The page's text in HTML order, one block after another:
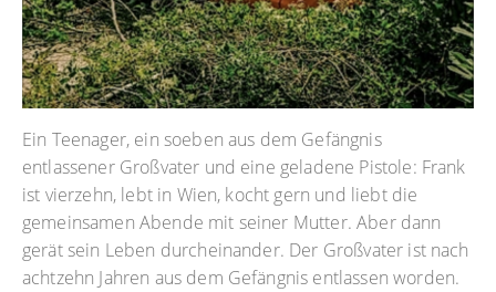
Ein Teenager, ein soeben aus dem Gefängnis
entlassener Großvater und eine geladene Pistole: Frank
ist vierzehn, lebt in Wien, kocht gern und liebt die
gemeinsamen Abende mit seiner Mutter. Aber dann
gerät sein Leben durcheinander. Der Großvater ist nach
achtzehn Jahren aus dem Gefängnis entlassen worden.